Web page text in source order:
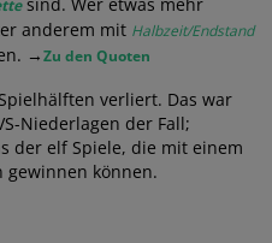
anderem mit Halbzeit/Endstand
→Zu den Quoten
verliert. Das war
Niederlagen der Fall;
der elf Spiele, die mit einem
gewinnen können.